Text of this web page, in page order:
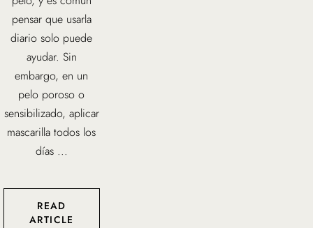
pensar que usarla
diario solo puede
ayudar. Sin
embargo, en un
pelo poroso o
sensibilizado, aplicar
mascarilla todos los
días ...
READ
ARTICLE